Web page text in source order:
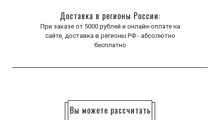
Доставка в регионы России:
При заказе от 5000 рублей и онлайн-оплате на
сайте, доставка в регионы РФ - абсолютно
бесплатно
Вы можете рассчитать